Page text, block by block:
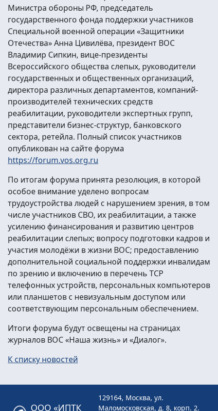
Министра обороны РФ, председатель
государственного фонда поддержки участников
Специальной военной операции «Защитники
Отечества» Анна Цивилёва, президент ВОС
Владимир Сипкин, вице-президенты
Всероссийского общества слепых, руководители
государственных и общественных организаций,
директора различных департаментов, компаний-
производителей технических средств
реабилитации, руководители экспертных групп,
представители бизнес-структур, банковского
сектора, ретейла. Полный список участников
опубликован на сайте форума
https://forum.vos.org.ru
По итогам форума принята резолюция, в которой
особое внимание уделено вопросам
трудоустройства людей с нарушением зрения, в том
числе участников СВО, их реабилитации, а также
усилению финансирования и развитию центров
реабилитации слепых; вопросу подготовки кадров и
участия молодёжи в жизни ВОС; предоставлению
дополнительной социальной поддержки инвалидам
по зрению и включению в перечень ТСР
телефонных устройств, персональных компьютеров
или планшетов с невизуальным доступом или
соответствующим персональным обеспечением.
Итоги форума будут освещены на страницах
журналов ВОС «Наша жизнь» и «Диалог».
К списку новостей
ООО «ИПТК
129164, Москва, ул.
Маломосковская, д. 8, корп. 2.